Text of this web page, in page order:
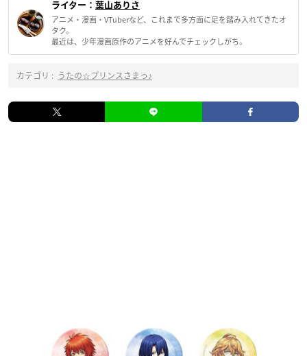
ライター： 葉山ありさ
アニメ・漫画・VTuberなど、これまで多方面に足を踏み入れてきたオ
タク。
最近は、少年漫画原作のアニメを好んでチェックしがち。
カテゴリ : うたの☆プリンスさまっ♪